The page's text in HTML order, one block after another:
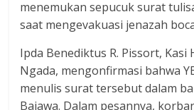
liputan
peristiwa
dan
tulis
secara
menemukan sepucuk surat
saat mengevakuasi jenazah
​Ipda Benediktus R. Pissort, Kasi
Ngada, mengonfirmasi bahwa
menulis surat tersebut dalam
Bajawa. Dalam pesannya,